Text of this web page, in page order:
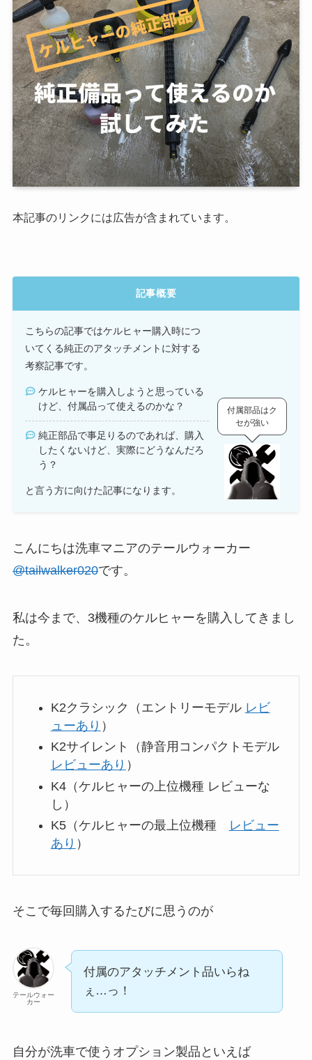
本記事のリンクには広告が含まれています。
記事概要
こちらの記事ではケルヒャー購入時につ
いてくる純正のアタッチメントに対する
考察記事です。
ケルヒャーを購入しようと思っている
けど、付属品って使えるのかな？
純正部品で事足りるのであれば、購入
したくないけど、実際にどうなんだろ
う？
と言う方に向けた記事になります。
付属部品はク
セが強い
こんにちは洗車マニアのテールウォーカー
@tailwalker020です。
私は今まで、3機種のケルヒャーを購入してきまし
た。
K2クラシック（エントリーモデル レビ
ューあり ）
K2サイレント（静音用コンパクトモデル
レビューあり ）
K4（ケルヒャーの上位機種 レビューな
し）
K5（ケルヒャーの最上位機種
レビュー
あり ）
そこで毎回購入するたびに思うのが
テールウォー
カー
付属のアタッチメント品いらね
ぇ…っ！
自分が洗車で使うオプション製品といえば